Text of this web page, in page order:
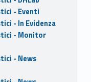
- Eventi
- In Evidenza
- Monitor
- News